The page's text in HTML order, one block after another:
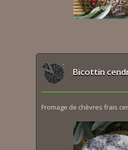
Bicottin
Fromage de chèvres frais